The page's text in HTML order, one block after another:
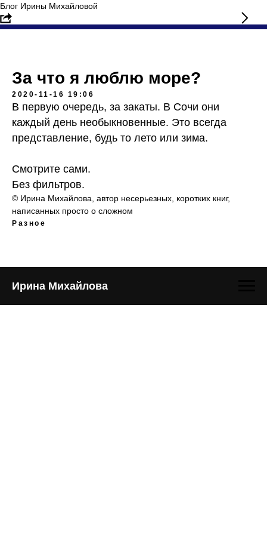
Блог Ирины Михайловой
За что я люблю море?
2020-11-16 19:06
В первую очередь, за закаты. В Сочи они
каждый день необыкновенные. Это всегда
представление, будь то лето или зима.
Смотрите сами.
Без фильтров.
© Ирина Михайлова, автор несерьезных, коротких книг,
написанных просто о сложном
Разное
Ирина Михайлова